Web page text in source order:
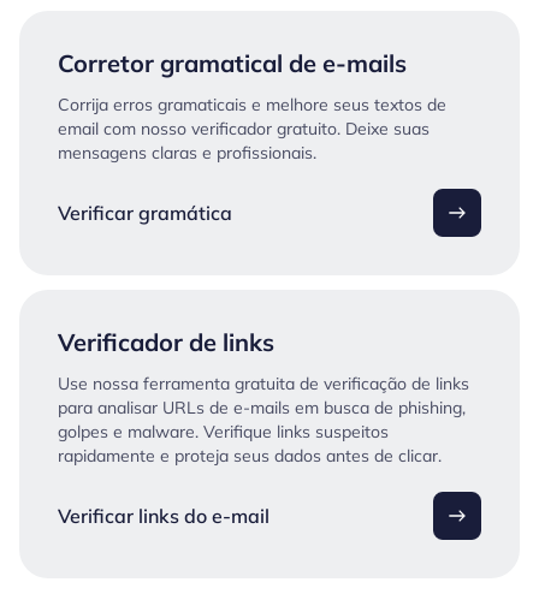
Corretor gramatical de e-mails
Corrija erros gramaticais e melhore seus textos de
email com nosso verificador gratuito. Deixe suas
mensagens claras e profissionais.
Verificar gramática
Verificador de links
Use nossa ferramenta gratuita de verificação de links
para analisar URLs de e-mails em busca de phishing,
golpes e malware. Verifique links suspeitos
rapidamente e proteja seus dados antes de clicar.
Verificar links do e-mail